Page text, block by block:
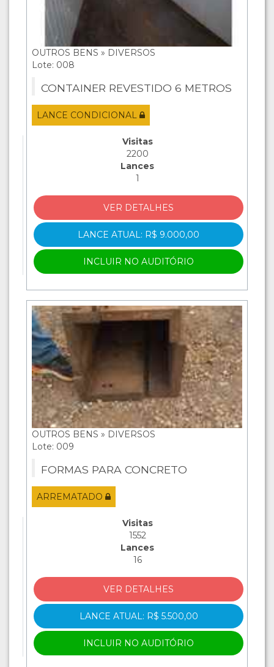
OUTROS BENS » DIVERSOS
Lote: 008
CONTAINER REVESTIDO 6 METROS
LANCE CONDICIONAL
Visitas
2200
Lances
1
VER DETALHES
LANCE ATUAL: R$ 9.000,00
INCLUIR NO AUDITÓRIO
OUTROS BENS » DIVERSOS
Lote: 009
FORMAS PARA CONCRETO
ARREMATADO
Visitas
1552
Lances
16
VER DETALHES
LANCE ATUAL: R$ 5.500,00
INCLUIR NO AUDITÓRIO